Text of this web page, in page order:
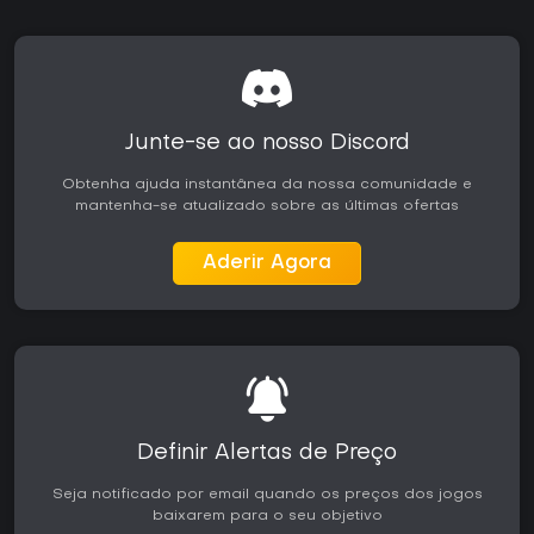
Junte-se ao nosso Discord
Obtenha ajuda instantânea da nossa comunidade e
mantenha-se atualizado sobre as últimas ofertas
Aderir Agora
Definir Alertas de Preço
Seja notificado por email quando os preços dos jogos
baixarem para o seu objetivo